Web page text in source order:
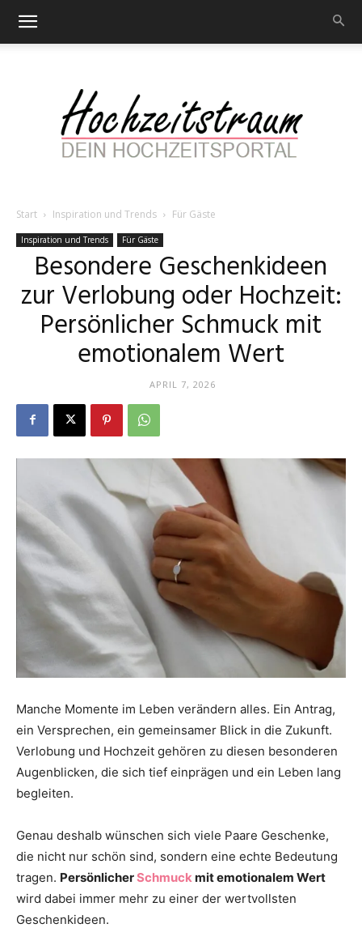
–
Dein
rund
Start Inspiration und Trends Für Gäste
Inspiration und Trends Für Gäste
Besondere Geschenkideen
zur Verlobung oder Hochzeit:
Persönlicher Schmuck mit
emotionalem Wert
APRIL 7, 2026
Manche Momente im Leben verändern alles. Ein Antrag,
ein Versprechen, ein gemeinsamer Blick in die Zukunft.
Verlobung und Hochzeit gehören zu diesen besonderen
Augenblicken, die sich tief einprägen und ein Leben lang
begleiten.
Genau deshalb wünschen sich viele Paare Geschenke,
die nicht nur schön sind, sondern eine echte Bedeutung
tragen. PersönlicherSchmuck mit emotionalem Wert
wird dabei immer mehr zu einer der wertvollsten
Geschenkideen.